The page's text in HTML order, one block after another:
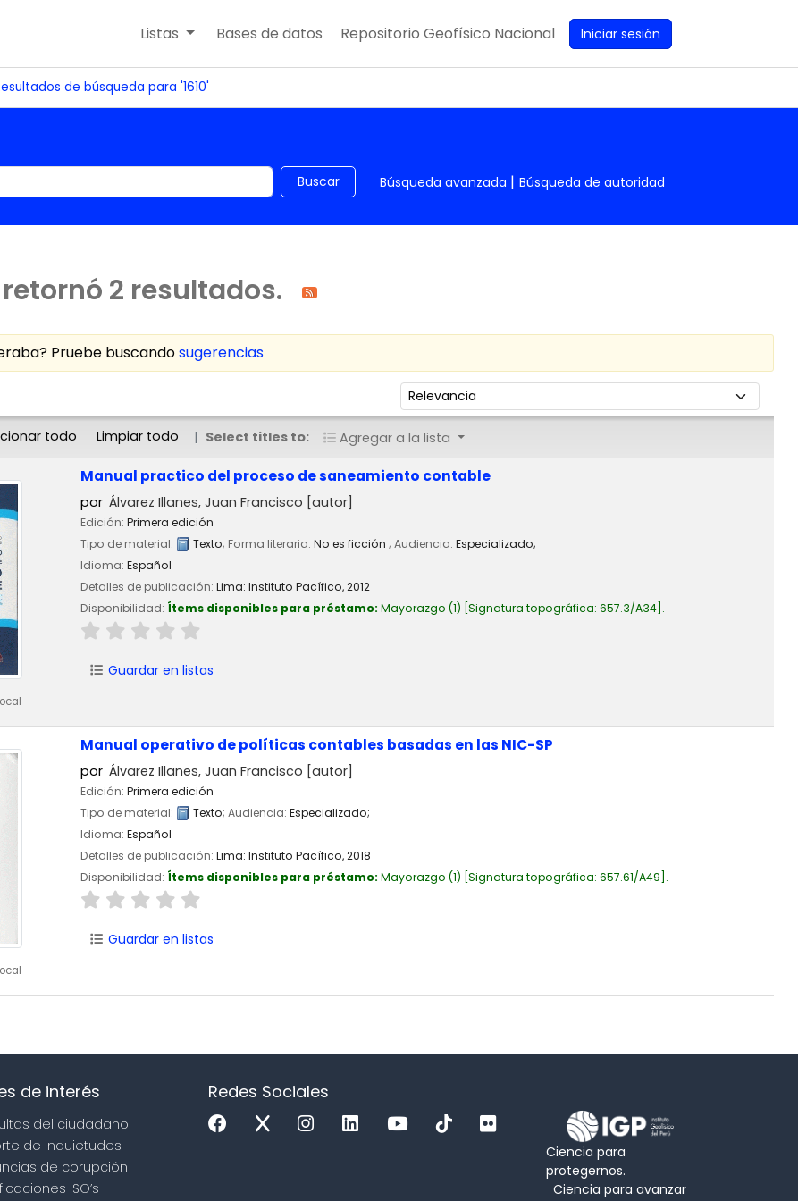
Listas Bases de datos Repositorio Geofísico Nacional Iniciar sesión
de búsqueda para '1610'
catálogo por palabra clave Buscar Búsqueda avanzada Búsqueda de autoridad
2 resultados.
Pruebe buscandosugerencias
Ordenar por:
todo Limpiar todo Select titles to: Agregar a la lista
Manual practico del proceso de saneamiento contable
por Álvarez Illanes, Juan Francisco [autor]
Edición: Primera edición
Tipo de material:
Texto; Forma literaria: No es ficción ; Audiencia: Especializado;
Idioma: Español
Detalles de publicación: Lima: Instituto Pacífico,2012
Disponibilidad: Ítems disponibles para préstamo: Mayorazgo (1) Signatura topográfica: 657.3/A34 .
Guardar en listas
Manual operativo de políticas contables basadas en las NIC-SP
por Álvarez Illanes, Juan Francisco [autor]
Edición: Primera edición
Tipo de material:
Texto; Audiencia: Especializado;
Idioma: Español
Detalles de publicación: Lima: Instituto Pacífico,2018
Disponibilidad: Ítems disponibles para préstamo: Mayorazgo (1) Signatura topográfica: 657.61/A49 .
Guardar en listas
de interés
del ciudadano
de inquietudes
de corupción
ISO’s
Redes Sociales
Ciencia para
protegernos.
Ciencia para avanzar